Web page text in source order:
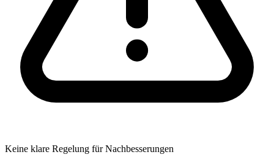
Keine klare Regelung für Nachbesserungen